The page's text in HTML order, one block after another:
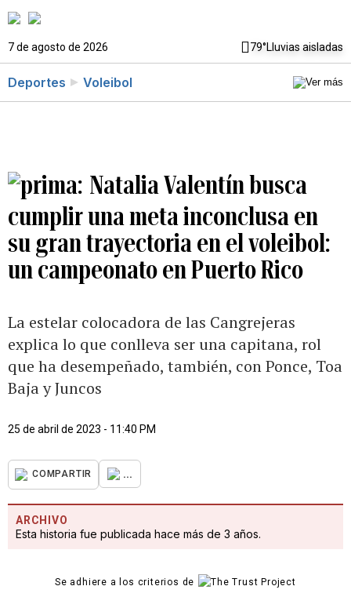
7 de agosto de 2026 79°Lluvias aisladas
Deportes Voleibol
Natalia Valentín busca
cumplir una meta inconclusa en
su gran trayectoria en el voleibol:
un campeonato en Puerto Rico
La estelar colocadora de las Cangrejeras
explica lo que conlleva ser una capitana, rol
que ha desempeñado, también, con Ponce, Toa
Baja y Juncos
25 de abril de 2023 - 11:40 PM
COMPARTIR ...
ARCHIVO
Esta historia fue publicada hace más de 3 años.
Se adhiere a los criterios de